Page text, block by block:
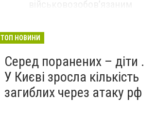
військовозобов’язаним
ТОП НОВИНИ
Серед поранених – діти .
У Києві зросла кількість
загиблих через атаку рф